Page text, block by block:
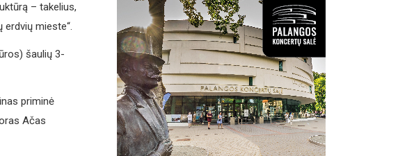
– takelius,
mieste“.
šaulių 3-
priminė
Ačas